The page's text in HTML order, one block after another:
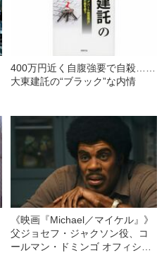
400万円近く自腹強要で自殺……
大東建託の“ブラック”な内情
《映画『Michael／マイケル』》
父ジョセフ・ジャクソン役、コ
ールマン・ドミンゴ オフィシャ